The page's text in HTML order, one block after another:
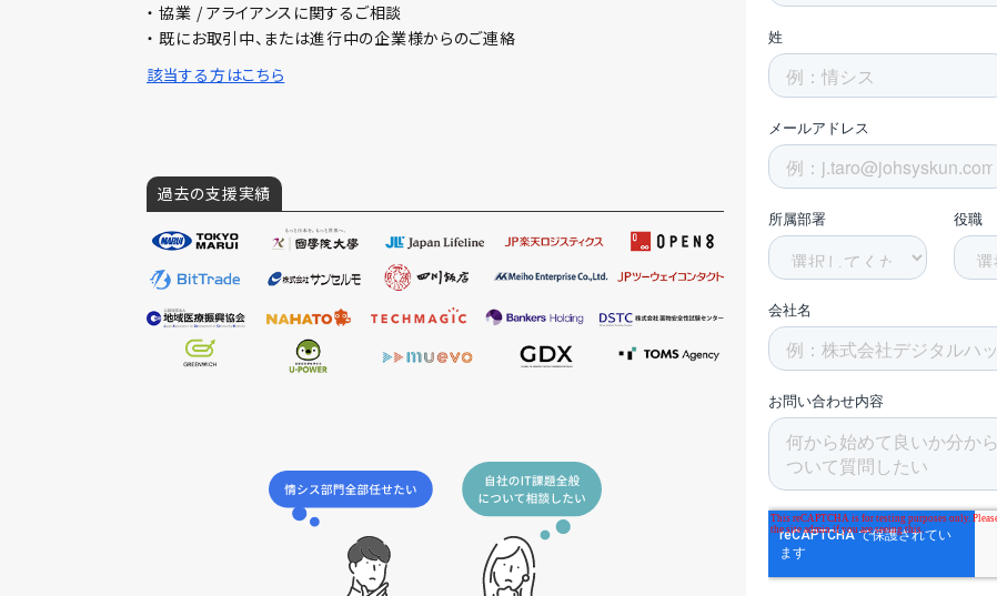
・ 協業 / アライアンスに関するご相談
・ 既にお取引中、または進行中の企業様からのご連絡
該当する方はこちら
過去の支援実績